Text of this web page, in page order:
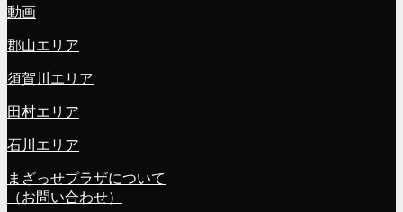
動画
郡山エリア
須賀川エリア
田村エリア
石川エリア
まざっせプラザについて
（お問い合わせ）